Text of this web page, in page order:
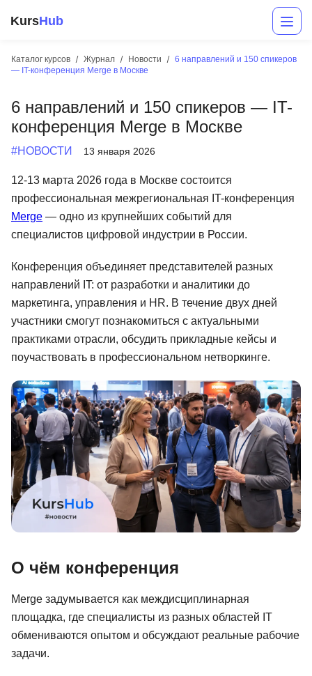
KursHub
Каталог курсов Журнал Новости
6 направлений и 150 спикеров
— IT-конференция Merge в Москве
6 направлений и 150 спикеров — IT-
конференция Merge в Москве
#НОВОСТИ 13 января 2026
12-13 марта 2026 года в Москве состоится
профессиональная межрегиональная IT-конференция
Merge — одно из крупнейших событий для
специалистов цифровой индустрии в России.
Конференция объединяет представителей разных
направлений IT: от разработки и аналитики до
маркетинга, управления и HR. В течение двух дней
участники смогут познакомиться с актуальными
практиками отрасли, обсудить прикладные кейсы и
поучаствовать в профессиональном нетворкинге.
О чём конференция
Merge задумывается как междисциплинарная
площадка, где специалисты из разных областей IT
обмениваются опытом и обсуждают реальные рабочие
задачи.
Разработка
Маркетинг
Аналитика
Менеджмент
Иностранные языки
Soft Skills
ДПО
Детям
Акции и промокоды
Рейтинг онлайн-школ